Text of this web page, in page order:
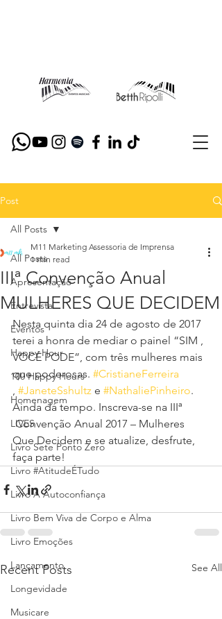
Post
All Posts
Apresentação
Entrevista
Eventos
Happy Hour
100 Happy Hours
Homenagem
LIVES
Livro Sete Ponto Zero
Livro #AtitudeÉTudo
Livro A Autoconfiança
Livro Bem Viva de Corpo e Alma
Livro Emoções
Lançamento
Longevidade
Musicare
All Posts
IIIª Convenção Anual
MULHERES QUE DECIDEM
M11 Marketing Assessoria de Imprensa
1 min read
Nesta quinta dia 24 de agosto de 2017
terei a honra de mediar o painel “SIM ,
VOCÊ PODE”, com três mulheres mais
que poderosas. #CristianeFerreira
, #JaneteSshultz e #NathaliePinheiro.
Ainda dá tempo. Inscreva-se na IIIª
Convenção Anual 2017 – Mulheres
Que Decidem e se atualize, desfrute,
faça parte!
Recent Posts See All